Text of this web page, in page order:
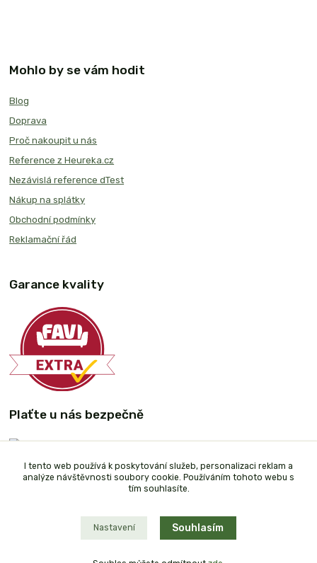
Mohlo by se vám hodit
Blog
Doprava
Proč nakoupit u nás
Reference z Heureka.cz
Nezávislá reference dTest
Nákup na splátky
Obchodní podmínky
Reklamační řád
Garance kvality
Plaťte u nás bezpečně
I tento web používá k poskytování služeb, personalizaci reklam a
analýze návštěvnosti soubory cookie. Používáním tohoto webu s
tím souhlasíte.
Nastavení Souhlasím